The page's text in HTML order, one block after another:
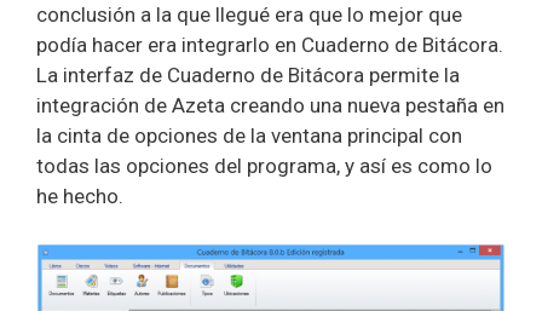
conclusión a la que llegué era que lo mejor que
podía hacer era integrarlo en Cuaderno de Bitácora.
La interfaz de Cuaderno de Bitácora permite la
integración de Azeta creando una nueva pestaña en
la cinta de opciones de la ventana principal con
todas las opciones del programa, y así es como lo
he hecho.